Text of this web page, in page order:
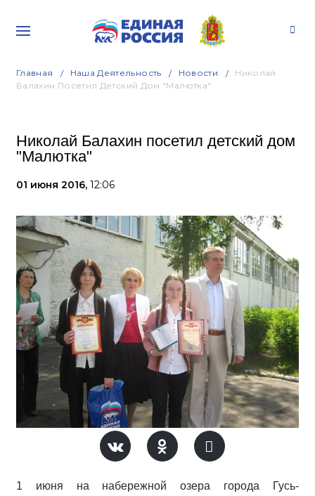
Главная Наша Деятельность Новости
Николай
Балахин Посетил Детский Дом "Малютка"
Николай Балахин посетил детский дом
"Малютка"
01 июня 2016, 12:06
1 июня на набережной озера города Гусь-